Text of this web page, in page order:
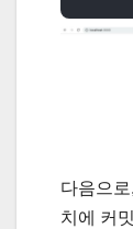
다음으
치에 커